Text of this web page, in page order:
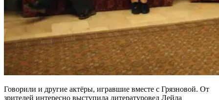
Говорили и другие актёры, игравшие вместе с Грязновой. От
зрителей интересно выступила литературовед Лейла